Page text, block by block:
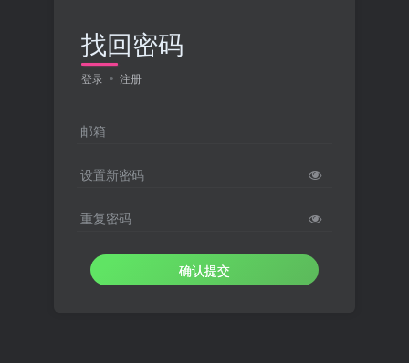
找回密码
登录 注册
邮箱
设置新密码
重复密码
确认提交